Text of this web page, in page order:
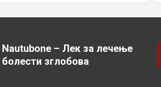
Nautubone – Лек за лечење
болести зглобова